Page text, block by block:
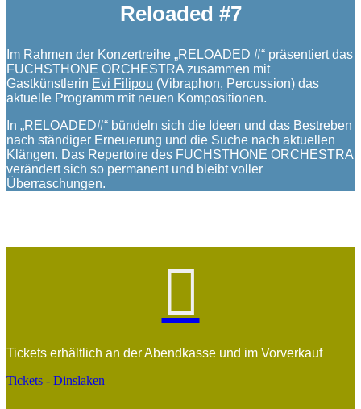
Reloaded #7
Im Rahmen der Konzertreihe „RELOADED #“ präsentiert das
FUCHSTHONE ORCHESTRA zusammen mit
Gastkünstlerin Evi Filipou (Vibraphon, Percussion) das
aktuelle Programm mit neuen Kompositionen.
In „RELOADED#“ bündeln sich die Ideen und das Bestreben
nach ständiger Erneuerung und die Suche nach aktuellen
Klängen. Das Repertoire des FUCHSTHONE ORCHESTRA
verändert sich so permanent und bleibt voller
Überraschungen.

Tickets erhältlich an der Abendkasse und im Vorverkauf
Tickets - Dinslaken